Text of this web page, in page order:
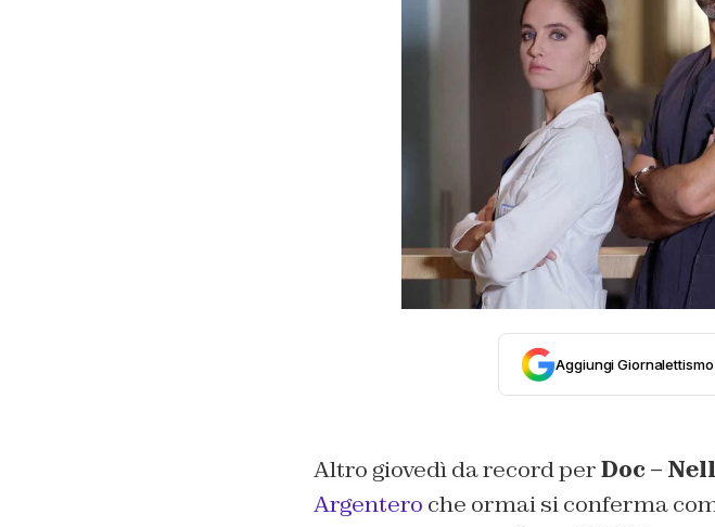
Aggiungi
Altro giovedì da record perDoc –
Argentero che ormai si conferma